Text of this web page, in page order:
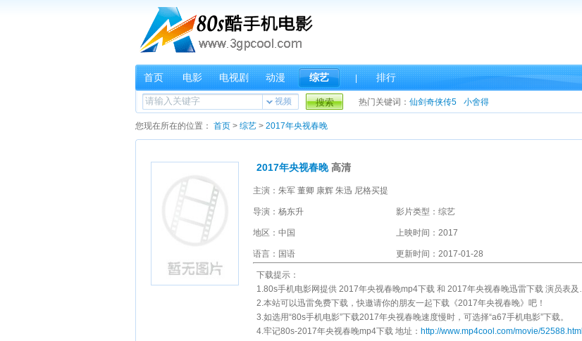
首页 电影 电视剧 动漫 综艺 排行
视频 搜索 热门关键词： 仙剑奇侠传5 小舍得
您现在所在的位置： 首页 > 综艺 > 2017年央视春晚
2017年央视春晚高清
主演：朱军 董卿 康辉 朱迅 尼格买提
导演：杨东升 影片类型：综艺
地区：中国 上映时间：2017
语言：国语 更新时间：2017-01-28
下载提示：
1.80s手机电影网提供 2017年央视春晚mp4下载 和 2017年央视春晚迅雷下载 演员表及剧情介绍。
2.本站可以迅雷免费下载，快邀请你的朋友一起下载《2017年央视春晚》吧！
3.如选用“80s手机电影”下载2017年央视春晚速度慢时，可选择“a67手机电影”下载。
4.牢记80s-2017年央视春晚mp4下载 地址： http://www.mp4cool.com/movie/52588.html